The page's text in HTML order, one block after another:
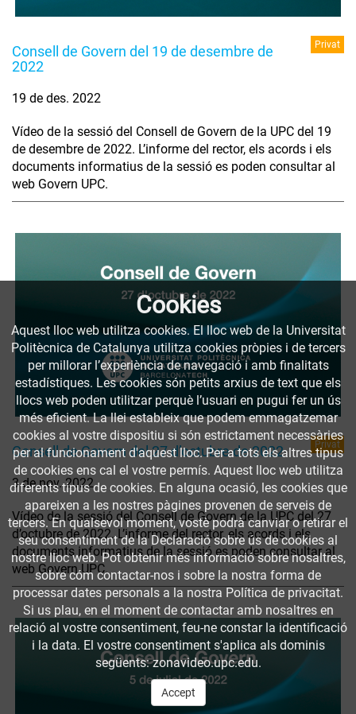
Consell de Govern del 19 de desembre de
2022
Privat
19 de des. 2022
Vídeo de la sessió del Consell de Govern de la UPC del 19
de desembre de 2022. L’informe del rector, els acords i els
documents informatius de la sessió es poden consultar al
web Govern UPC.
Consell de Govern del 27 d’octubre de 2022 Privat
3 de nov. 2022
Vídeo de la sessió del Consell de Govern de la UPC del 27
d’octubre de 2022. L’informe del rector, els acords i els
documents informatius de la sessió es poden consultar al
web Govern UPC.
Cookies
Aquest lloc web utilitza cookies. El lloc web de la Universitat
Politècnica de Catalunya utilitza cookies pròpies i de tercers
per millorar l’experiència de navegació i amb finalitats
estadístiques. Les cookies són petits arxius de text que els
llocs web poden utilitzar perquè l’usuari en pugui fer un ús
més eficient. La llei estableix que podem emmagatzemar
cookies al vostre dispositiu si són estrictament necessàries
per al funcionament d'aquest lloc. Per a tots els altres tipus
de cookies ens cal el vostre permís. Aquest lloc web utilitza
diferents tipus de cookies. En alguna ocasió, les cookies que
apareixen a les nostres pàgines provenen de serveis de
tercers. En qualsevol moment, vostè podrà canviar o retirar el
seu consentiment de la Declaració sobre ús de cookies al
nostre lloc web. Pot obtenir més informació sobre nosaltres,
sobre cóm contactar-nos i sobre la nostra forma de
processar dates personals a la nostra Política de privacitat.
Si us plau, en el moment de contactar amb nosaltres en
relació al vostre consentiment, feu-ne constar la identificació
i la data. El vostre consentiment s'aplica als dominis
següents: zonavideo.upc.edu.
Accept